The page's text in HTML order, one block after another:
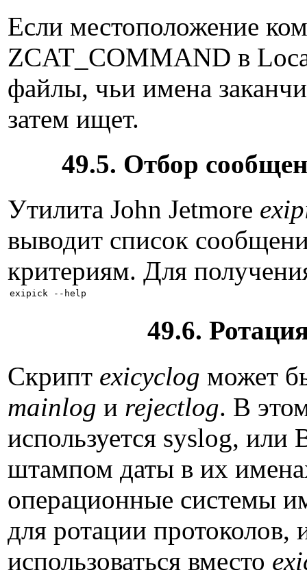
Если местоположение
ZCAT_COMMAND в
файлы, чьи имена
затем ищет.
49.5. Отбор
Утилита John Jetmore
выводит список
критериям. Для
49.6.
Скрипт exicyclog может
mainlog и rejectlog. В
используется syslog, или
штампом даты в их
операционные системы
для ротации протоколов,
использоваться вместо